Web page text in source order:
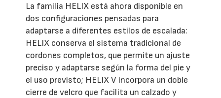
La familia HELIX está ahora disponible en
dos configuraciones pensadas para
adaptarse a diferentes estilos de escalada:
HELIX conserva el sistema tradicional de
cordones completos, que permite un ajuste
preciso y adaptarse según la forma del pie y
el uso previsto; HELIX V incorpora un doble
cierre de velcro que facilita un calzado y